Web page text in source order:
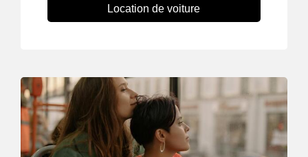
Location de voiture